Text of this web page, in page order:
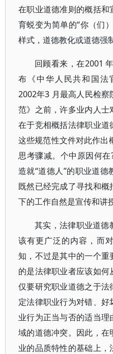
在职业道德准则的概括
育蜕变为简单的“你（们
样式，道德教化或道德强
回顾看来，在2001
布《中华人民共和国法
2002年3 月最高人民检
范》之前，许多业内人
在于竞相概括法律职业
这些规范性文件对此作出
思考骤减。个中原因何
造就“道德人”的职业道德
既然已经完成了寻找和
下的工作自然是宣传和讲
其实，法律职业道德
该有更广泛的内容，而
知，不过是其中的一个
的是法律职业者应该如
仅要研究职业道德之于
定法律职业行为对错、
业行为正当与否的适当
域的道德冲突。因此，
业的品质特性的基础上